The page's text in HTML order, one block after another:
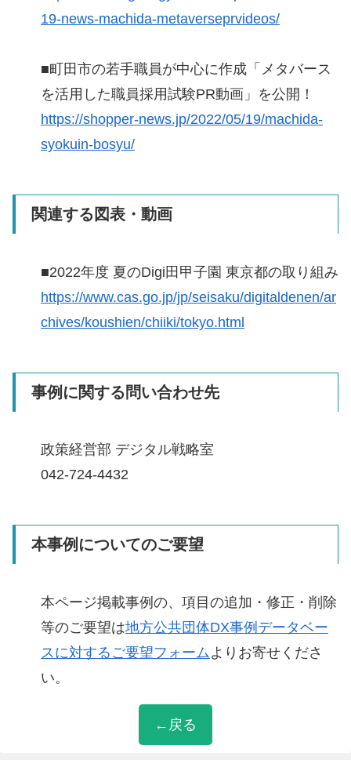
←戻る
19-news-machida-metaverseprvideos/
■町田市の若手職員が中心に作成「メタバース
を活用した職員採用試験PR動画」を公開！
https://shopper-news.jp/2022/05/19/machida-
syokuin-bosyu/
関連する図表・動画
■2022年度 夏のDigi田甲子園 東京都の取り組み
https://www.cas.go.jp/jp/seisaku/digitaldenen/ar
chives/koushien/chiiki/tokyo.html
事例に関する問い合わせ先
政策経営部 デジタル戦略室
042-724-4432
本事例についてのご要望
本ページ掲載事例の、項目の追加・修正・削除
等のご要望は地方公共団体DX事例データベー
スに対するご要望フォーム よりお寄せくださ
い。